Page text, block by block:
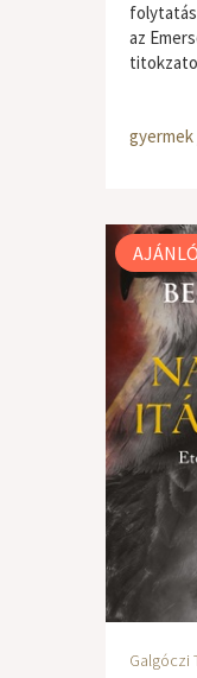
az
Galgóczi